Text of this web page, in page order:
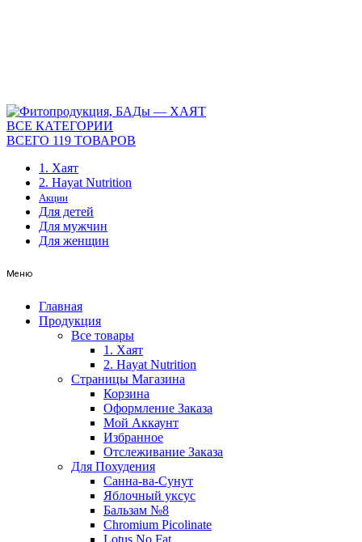
ВСЕ КАТЕГОРИИ
ВСЕГО 119 ТОВАРОВ
1. Хаят
2. Hayat Nutrition
Акции
Для детей
Для мужчин
Для женщин
Меню
Главная
Продукция
Все товары
1. Хаят
2. Hayat Nutrition
Страницы Магазина
Корзина
Оформление Заказа
Мой Аккаунт
Избранное
Отслеживание Заказа
Для Похудения
Санна-ва-Сунут
Яблочный уксус
Бальзам №8
Chromium Picolinate
Lotus No Fat